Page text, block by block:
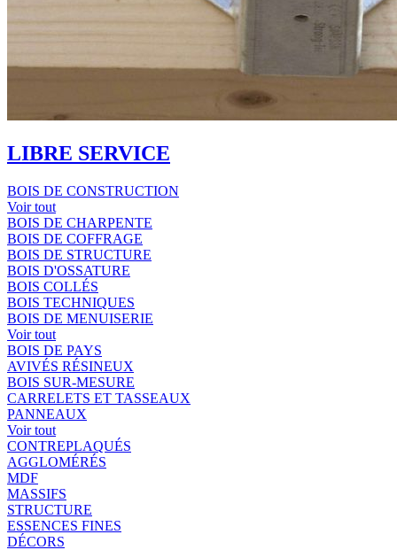
LIBRE SERVICE
BOIS DE CONSTRUCTION
Voir tout
BOIS DE CHARPENTE
BOIS DE COFFRAGE
BOIS DE STRUCTURE
BOIS D'OSSATURE
BOIS COLLÉS
BOIS TECHNIQUES
BOIS DE MENUISERIE
Voir tout
BOIS DE PAYS
AVIVÉS RÉSINEUX
BOIS SUR-MESURE
CARRELETS ET TASSEAUX
PANNEAUX
Voir tout
CONTREPLAQUÉS
AGGLOMÉRÉS
MDF
MASSIFS
STRUCTURE
ESSENCES FINES
DÉCORS